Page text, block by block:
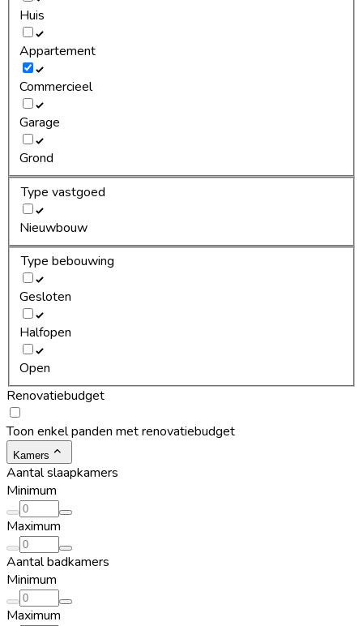
Huis
Appartement
Commercieel
Garage
Grond
Type vastgoed
Nieuwbouw
Type bebouwing
Gesloten
Halfopen
Open
Renovatiebudget
Toon enkel panden met renovatiebudget
Kamers
Aantal slaapkamers
Minimum
Maximum
Aantal badkamers
Minimum
Maximum